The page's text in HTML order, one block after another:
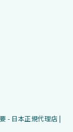
- 日本正規代理店 |